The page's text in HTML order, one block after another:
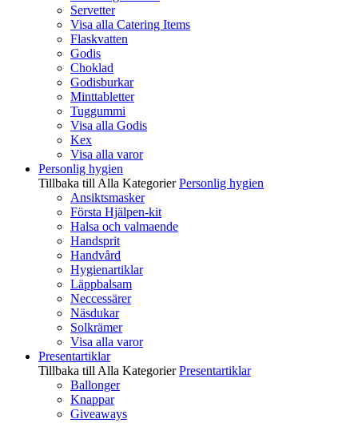
Servetter
Visa alla Catering Items
Flaskvatten
Godis
Choklad
Godisburkar
Minttabletter
Tuggummi
Visa alla Godis
Kex
Visa alla varor
Personlig hygien
Tillbaka till Alla Kategorier Personlig hygien
Ansiktsmasker
Första Hjälpen-kit
Halsa och valmaende
Handsprit
Handvård
Hygienartiklar
Läppbalsam
Neccessärer
Näsdukar
Solkrämer
Visa alla varor
Presentartiklar
Tillbaka till Alla Kategorier Presentartiklar
Ballonger
Knappar
Giveaways